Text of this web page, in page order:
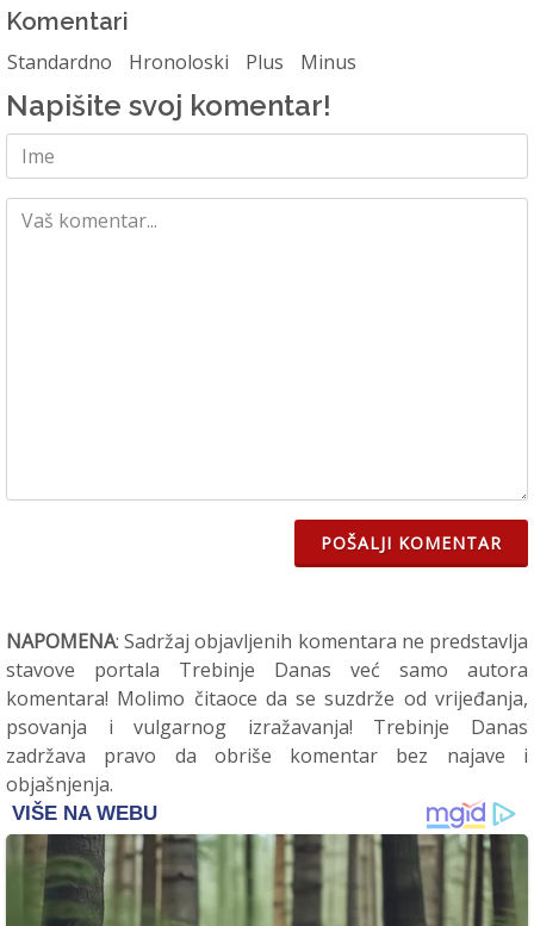
Komentari
Standardno Hronoloski Plus Minus
Napišite svoj komentar!
POŠALJI KOMENTAR
NAPOMENA: Sadržaj objavljenih komentara ne predstavlja
stavove portala Trebinje Danas već samo autora
komentara! Molimo čitaoce da se suzdrže od vrijeđanja,
psovanja i vulgarnog izražavanja! Trebinje Danas
zadržava pravo da obriše komentar bez najave i
objašnjenja.